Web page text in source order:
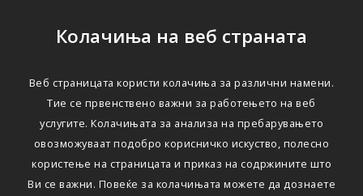
Колачиња на веб страната
Веб страницата користи колачиња за различни намени.
Тие се првенствено важни за работењето на веб
услугите. Колачињата за анализа на пребарувањето
овозможуваат подобро корисничко искуство, полесно
користење на страницата и приказ на содржините што
Ви се важни. Повеќе за колачињата можете да дознаете